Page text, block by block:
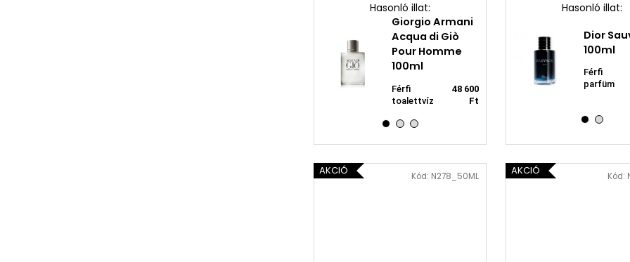
Hasonló illat:
Giorgio Armani
Acqua di Giò
Pour Homme
100ml
Férfi
toalettvíz
48 600
Ft
Breeze Man
33ml
Férfi
parfüm 33
2 150
Hasonló illat:
Neness Crazy
Man
számára
Dior
100ml
Férfi
parfüm
AKCIÓ Kód: N278_50ML AKCIÓ Kód: